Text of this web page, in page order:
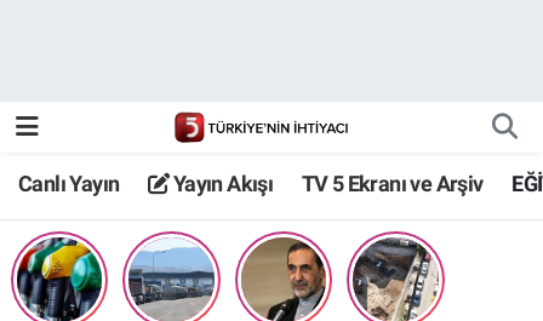
Canlı Yayın Yayın Akışı TV 5 Ekranı ve Arşiv
TV 5 Ekranı ve Arşiv